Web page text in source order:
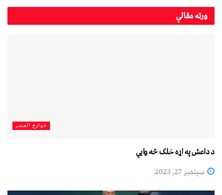
ورتهمقالې
خوارج العصر
د داعش په اړه خلک څه وايي
سپتمبر 27, 2023